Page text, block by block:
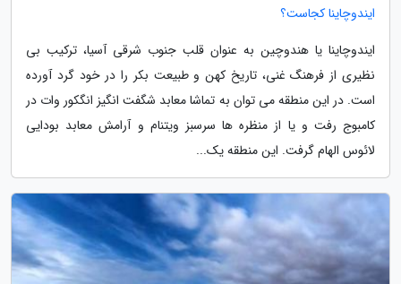
ایندوچاینا کجاست؟
ایندوچاینا یا هندوچین به عنوان قلب جنوب شرقی آسیا، ترکیب بی
نظیری از فرهنگ غنی، تاریخ کهن و طبیعت بکر را در خود گرد آورده
است. در این منطقه می توان به تماشا معابد شگفت انگیز انگکور وات در
کامبوج رفت و یا از منظره ها سرسبز ویتنام و آرامش معابد بودایی
لائوس الهام گرفت. این منطقه یک...